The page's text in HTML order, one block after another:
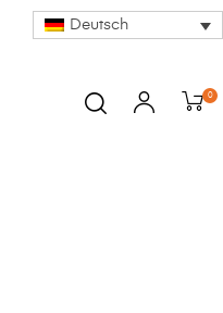
Deutsch
0